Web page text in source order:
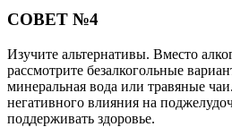
СОВЕТ №4
Изучите альтернативы. Вместо
рассмотрите безалкогольные
минеральная вода или травяные
негативного влияния на
поддерживать здоровье.